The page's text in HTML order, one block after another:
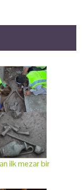
ilk mezar bir